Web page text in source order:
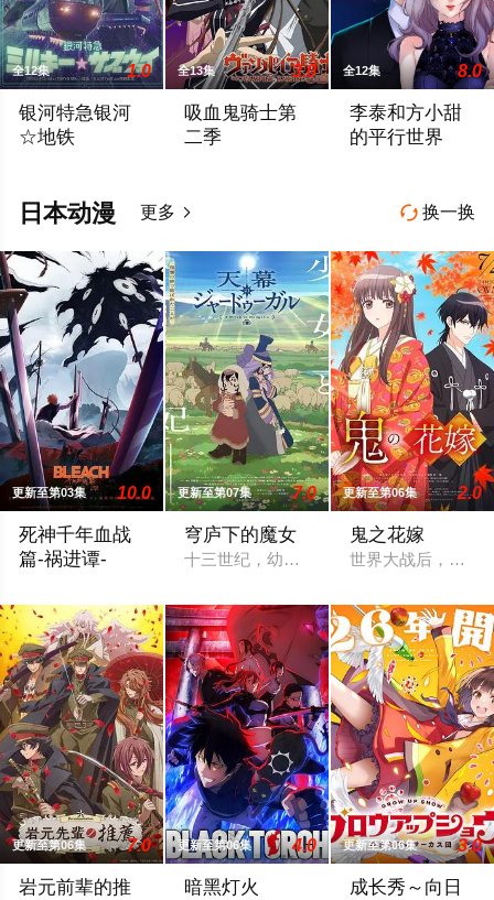
全12集 1.0
银河特急银河
☆地铁
全13集 3.0
吸血鬼骑士第
二季
全12集 8.0
李泰和方小甜
的平行世界
 换一换
日本动漫 更多 
更新至第03集 10.0
死神千年血战
篇-祸进谭-
更新至第07集 7.0
穹庐下的魔女
十三世纪，幼小的奴隶希塔拉在伊朗东部
更新至第06集 2.0
鬼之花嫁
世界大战后，一群
更新至第06集 7.0
岩元前辈的推
更新至第06集 4.0
暗黑灯火
更新至第06集 3.0
成长秀～向日